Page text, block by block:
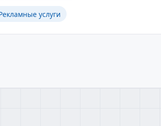
услуги